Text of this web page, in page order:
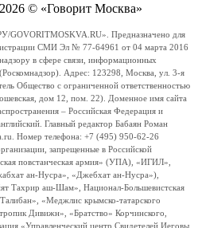
© «Говорит Москва»
Предназначено для
СМИ Эл № 77-64961 от 04 марта 2016
в сфере связи, информационных
Адрес: 123298, Москва, ул. 3-я
Общество с ограниченной ответственностью
дом 12, пом. 22). Доменное имя сайта
– Российская Федерация и
Главный редактор Бабаян Роман
Номер телефона: +7 (495) 950-62-26
запрещенные в Российской
повстанческая армия» (УПА), «ИГИЛ»,
ан-Нусра», «Джебхат ан-Нусра»),
Тахрир аш-Шам», Национал-Большевистская
«Меджлис крымско-татарского
Дивижн», «Братство» Корчинского,
«Управленческий центр Свидетелей Иеговы